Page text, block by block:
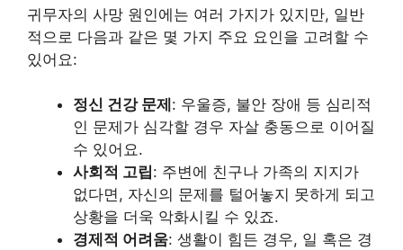
귀무자의 사망 원인에는 여러 가지가 있지만, 일반
적으로 다음과 같은 몇 가지 주요 요인을 고려할 수
있어요:
정신 건강 문제 : 우울증, 불안 장애 등 심리적
인 문제가 심각할 경우 자살 충동으로 이어질
수 있어요.
사회적 고립: 주변에 친구나 가족의 지지가
없다면, 자신의 문제를 털어놓지 못하게 되고
상황을 더욱 악화시킬 수 있죠.
경제적 어려움: 생활이 힘든 경우, 일 혹은 경